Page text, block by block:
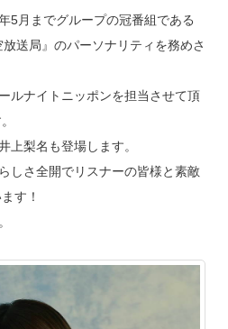
5月までグループの冠番組である
放送局』のパーソナリティを務めさ
ルナイトニッポンを担当させて頂
上梨名も登場します。
しさ全開でリスナーの皆様と素敵
す！